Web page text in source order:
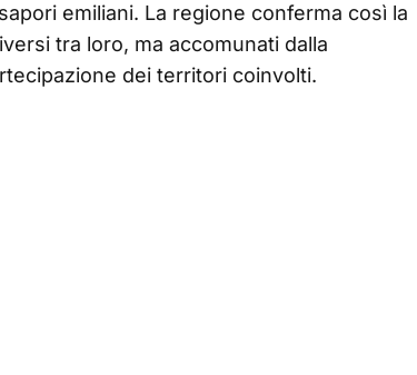
emiliani. La regione conferma così la
tra loro, ma accomunati dalla
dei territori coinvolti.